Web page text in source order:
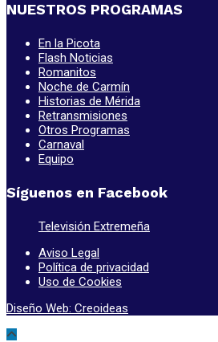
NUESTROS PROGRAMAS
En la Picota
Flash Noticias
Romanitos
Noche de Carmín
Historias de Mérida
Retransmisiones
Otros Programas
Carnaval
Equipo
Síguenos en Facebook
Televisión Extremeña
Aviso Legal
Política de privacidad
Uso de Cookies
Diseño Web: Creoideas